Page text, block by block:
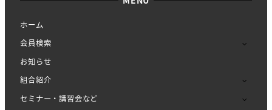
ホーム
会員検索
お知らせ
組合紹介
セミナー・講習会など